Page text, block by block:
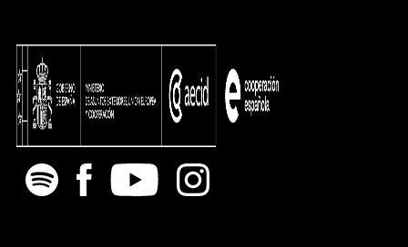
Spotify Facebook
Youtube Instagram